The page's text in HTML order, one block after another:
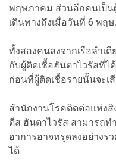
พฤษภาคม ส่วนอีกคนเป็น
เดินทางถึงเมื่อวันที่ 6 พฤ
ทั้งสองคนลงจากเรือลำเ
กับผู้ติดเชื้อฮันตาไวรัสที่ไ
ก่อนที่ผู้ติดเชื้อรายนั้นจะเ
สำนักงานโรคติดต่อแห่งสิ
ดีส ฮันตาไวรัส สามารถท
อาการอาจทรุดลงอย่างร
ได้